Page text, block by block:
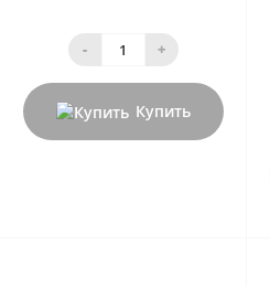
- +
Купить